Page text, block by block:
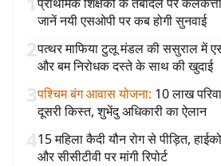
जानें नयी एसओपी पर कब होगी सुनवाई
2पत्थर माफिया टुलू मंडल की ससुराल में
और बम निरोधक दस्ते के साथ की खुदाई
3पश्चिम बंग आवास योजना: 10 लाख
दूसरी किस्त, शुभेंदु अधिकारी का ऐलान
415 महिला कैदी यौन रोग से पीड़ित,
और सीसीटीवी पर मांगी रिपोर्ट